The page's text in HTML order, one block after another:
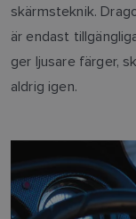
skärmsteknik.
är endast
ger ljusare färger,
aldrig igen.